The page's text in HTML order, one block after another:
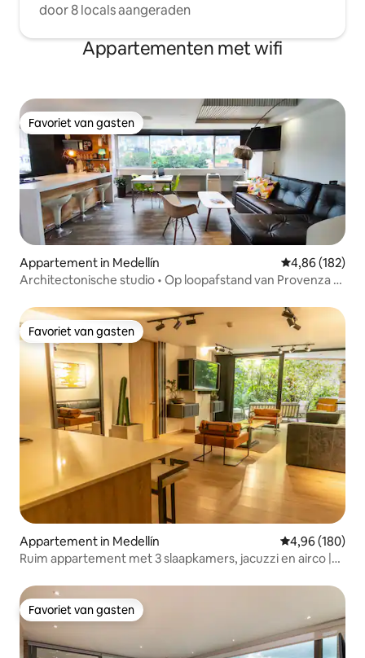
door 8 locals aangeraden
Appartementen met wifi
Favoriet van gasten
Favoriet van gasten
Appartement in Medellín Gemiddelde
4,86 (182)
Architectonische studio • Op loopafstand van Provenza •
Favoriet van gasten
Favoriet van gasten
Appartement in Medellín Gemiddelde
4,96 (180)
Ruim appartement met 3 slaapkamers, jacuzzi en airco |
Favoriet van gasten
Favoriet van gasten